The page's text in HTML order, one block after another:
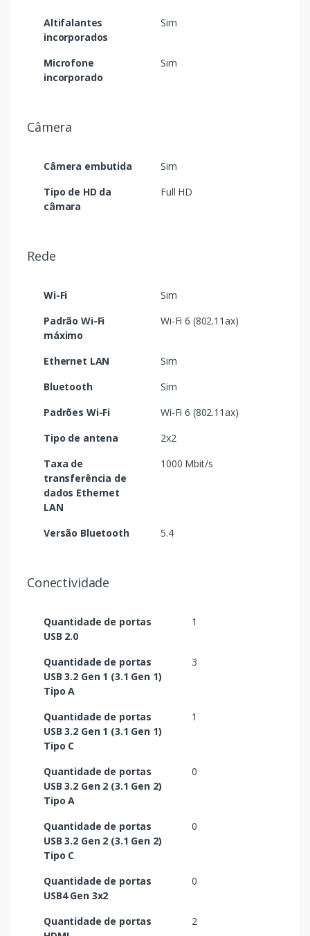
Altifalantes
incorporados
Sim
Microfone
incorporado
Sim
Câmera
Câmera embutida
Sim
Tipo de HD da
câmara
Full HD
Rede
Wi-Fi
Sim
Padrão Wi-Fi
máximo
Wi-Fi 6 (802.11ax)
Ethernet LAN
Sim
Bluetooth
Sim
Padrões Wi-Fi
Wi-Fi 6 (802.11ax)
Tipo de antena
2x2
Taxa de
transferência de
dados Ethernet
LAN
1000 Mbit/s
Versão Bluetooth 5.4
Conectividade
Quantidade de portas
USB 2.0
1
Quantidade de portas
USB 3.2 Gen 1 (3.1 Gen 1)
Tipo A
3
Quantidade de portas
USB 3.2 Gen 1 (3.1 Gen 1)
Tipo C
1
Quantidade de portas
USB 3.2 Gen 2 (3.1 Gen 2)
Tipo A
0
Quantidade de portas
USB 3.2 Gen 2 (3.1 Gen 2)
Tipo C
0
Quantidade de portas
USB4 Gen 3x2
0
Quantidade de portas
2